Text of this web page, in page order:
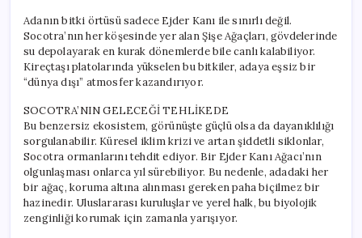
Adanın bitki örtüsü sadece Ejder Kanı ile sınırlı değil.
Socotra’nın her köşesinde yer alan Şişe Ağaçları, gövdelerinde
su depolayarak en kurak dönemlerde bile canlı kalabiliyor.
Kireçtaşı platolarında yükselen bu bitkiler, adaya eşsiz bir
“dünya dışı” atmosfer kazandırıyor.
SOCOTRA’NIN GELECEĞİ TEHLİKEDE
Bu benzersiz ekosistem, görünüşte güçlü olsa da dayanıklılığı
sorgulanabilir. Küresel iklim krizi ve artan şiddetli siklonlar,
Socotra ormanlarını tehdit ediyor. Bir Ejder Kanı Ağacı’nın
olgunlaşması onlarca yıl sürebiliyor. Bu nedenle, adadaki her
bir ağaç, koruma altına alınması gereken paha biçilmez bir
hazinedir. Uluslararası kuruluşlar ve yerel halk, bu biyolojik
zenginliği korumak için zamanla yarışıyor.